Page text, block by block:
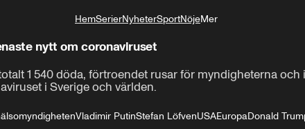
HemSerierNyheterSportNöjeMer
nytt om coronaviruset
1 540 döda, förtroendet rusar för myndigheterna
i Sverige och världen.
Vladimir PutinStefan LöfvenUSAEuropaDonald